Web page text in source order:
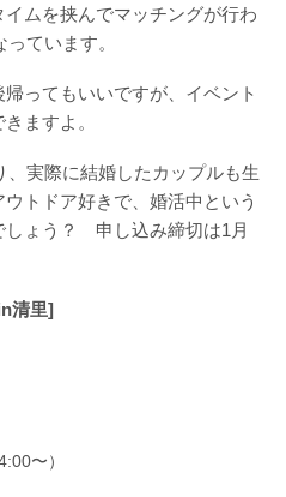
ムを挟んでマッチングが行わ
ています。
ってもいいですが、イベント
ますよ。
実際に結婚したカップルも生
トドア好きで、婚活中という
しょう？ 申し込み締切は1月
清里]
〜）